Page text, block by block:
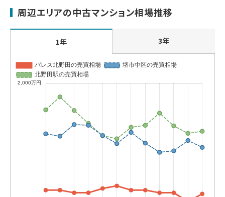
周辺エリアの中古マンション相場推移
1年 3年